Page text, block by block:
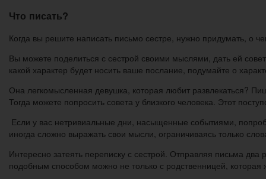
Что писать?
Когда вы решите написать письмо сестре, нужно придумать, о
Вы можете поделиться с сестрой своими мыслями, дать ей
какой характер будет носить ваше послание, подумайте о
Она легкомысленная девушка, которая любит развлекаться?
Тогда можете попросить совета у близкого человека. Этот
Если у вас нетривиальные дни, насыщенные событиями,
иногда сложно выражать свои мысли, ограничиваясь только
Интересно затеять переписку с сестрой. Отправляя письма
подобным способом можно не только с родственницей, которая